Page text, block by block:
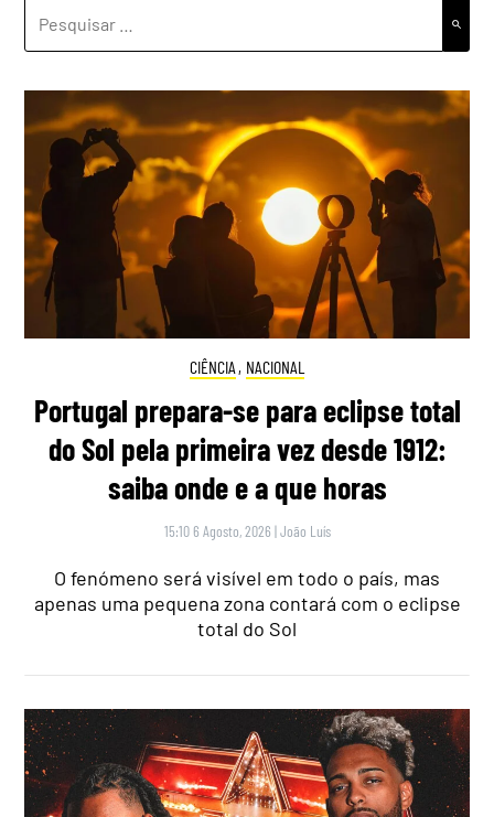
POR:
CIÊNCIA , NACIONAL
Portugal prepara-se para eclipse total
do Sol pela primeira vez desde 1912:
saiba onde e a que horas
15:10 6 Agosto, 2026 |João Luís
O fenómeno será visível em todo o país, mas
apenas uma pequena zona contará com o eclipse
total do Sol